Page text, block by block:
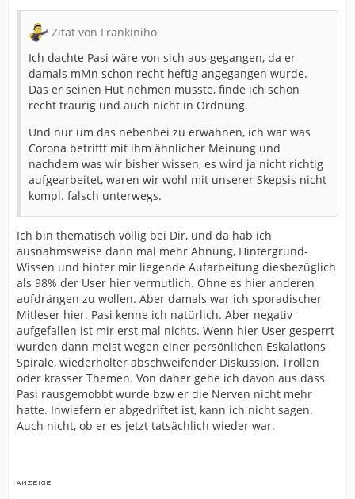
Zitat von Frankiniho
Ich dachte Pasi wäre von sich aus gegangen, da er
damals mMn schon recht heftig angegangen wurde.
Das er seinen Hut nehmen musste, finde ich schon
recht traurig und auch nicht in Ordnung.
Und nur um das nebenbei zu erwähnen, ich war was
Corona betrifft mit ihm ähnlicher Meinung und
nachdem was wir bisher wissen, es wird ja nicht richtig
aufgearbeitet, waren wir wohl mit unserer Skepsis nicht
kompl. falsch unterwegs.
Ich bin thematisch völlig bei Dir, und da hab ich
ausnahmsweise dann mal mehr Ahnung, Hintergrund-
Wissen und hinter mir liegende Aufarbeitung diesbezüglich
als 98% der User hier vermutlich. Ohne es hier anderen
aufdrängen zu wollen. Aber damals war ich sporadischer
Mitleser hier. Pasi kenne ich natürlich. Aber negativ
aufgefallen ist mir erst mal nichts. Wenn hier User gesperrt
wurden dann meist wegen einer persönlichen Eskalations
Spirale, wiederholter abschweifender Diskussion, Trollen
oder krasser Themen. Von daher gehe ich davon aus dass
Pasi rausgemobbt wurde bzw er die Nerven nicht mehr
hatte. Inwiefern er abgedriftet ist, kann ich nicht sagen.
Auch nicht, ob er es jetzt tatsächlich wieder war.